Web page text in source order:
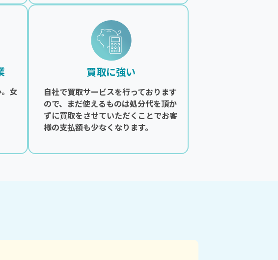
女
買取に強い
自社で買取サービスを行っております
ので、まだ使えるものは処分代を頂か
ずに買取をさせていただくことでお客
様の支払額も少なくなります。